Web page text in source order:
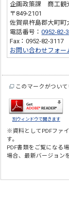
企画政策課 商工観
〒849-2101
佐賀県杵島郡大町町
電話番号：0952-82-
Fax：0952-82-3117
お問い合わせフォ
このマークがつい
別ウィンドウで開きます
※資料としてPDFファ
す。
PDF書類をご覧になる
場合、最新バージョン